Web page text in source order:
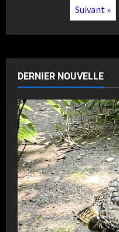
Suivant »
DERNIER NOUVELLE